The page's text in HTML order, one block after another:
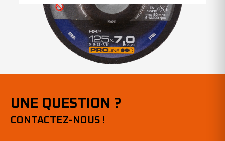
UNE QUESTION ?
CONTACTEZ-NOUS !